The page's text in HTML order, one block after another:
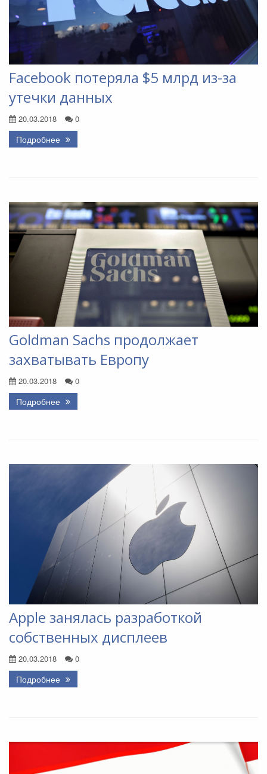
Facebook потеряла $5 млрд из-за
утечки данных
20.03.2018 0
Подробнее
Goldman Sachs продолжает
захватывать Европу
20.03.2018 0
Подробнее
Apple занялась разработкой
собственных дисплеев
20.03.2018 0
Подробнее